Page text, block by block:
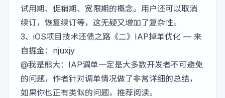
试用期、促销期、宽限期的概念。用户还可以取消
续订，恢复续订等，这无疑又增加了复杂性。
3、 iOS项目技术还债之路《二》IAP掉单优化 — 来
自掘金：njuxjy
@我是熊大：IAP调单一定是大多数开发者不可避免
的问题，作者针对调单情况做了非常详细的总结，
如果你也正有类似的问题，推荐阅读。